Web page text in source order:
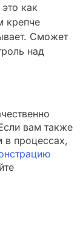
как
крепче
Сможет
над
вам также
в процессах,